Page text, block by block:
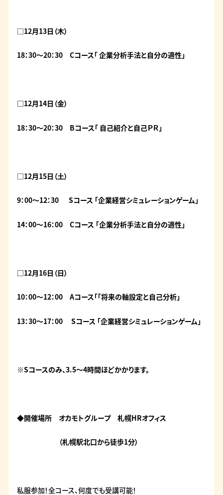
□12月13日（木）
18：30～20：30 Cコース「企業分析手法と自分の適性」
□12月14日（金）
18：30～20：30 Bコース「 自己紹介と自己ＰＲ」
□12月15日（土）
9：00～12：30 Sコース 「企業経営シミュレーションゲーム」
14：00～16：00 Cコース 「企業分析手法と自分の適性」
□12月16日（日）
10：00～12：00 Aコース「「将来の軸設定と自己分析」
13：30～17：00 Sコース 「企業経営シミュレーションゲーム」
※Sコースのみ、3.5～4時間ほどかかります。
◆開催場所 オカモトグループ 札幌HRオフィス
（札幌駅北口から徒歩1分）
私服参加！全コース、何度でも受講可能！